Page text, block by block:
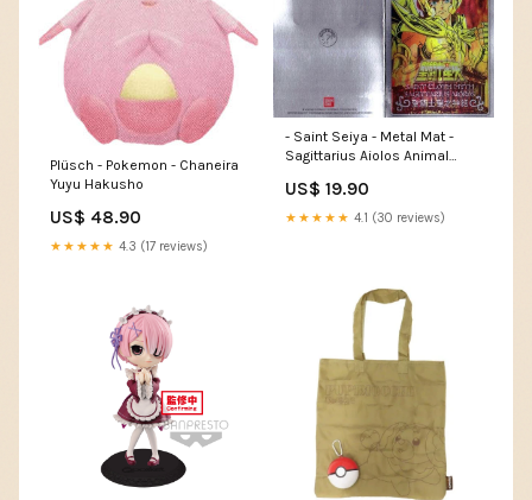
Plüsch - Pokemon - Chaneira
Yuyu Hakusho
US$ 48.90
★★★★★ 4.3 (17 reviews)
- Saint Seiya - Metal Mat -
Sagittarius Aiolos Animal
US$ 19.90
★★★★★ 4.1 (30 reviews)